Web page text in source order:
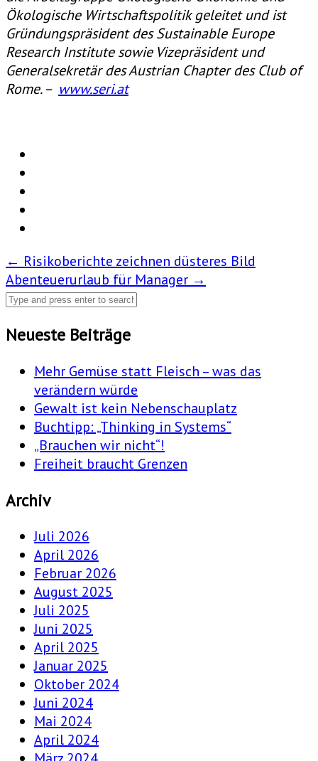
Ökologische Wirtschaftspolitik geleitet und ist
Gründungspräsident des Sustainable Europe
Research Institute sowie Vizepräsident und
Generalsekretär des Austrian Chapter des Club of
Rome. – www.seri.at
Post
navigation
← Risikoberichte zeichnen düsteres Bild
Abenteuerurlaub für Manager →
Neueste Beiträge
Mehr Gemüse statt Fleisch – was das
verändern würde
Gewalt ist kein Nebenschauplatz
Buchtipp: „Thinking in Systems“
„Brauchen wir nicht“!
Freiheit braucht Grenzen
Archiv
Juli 2026
April 2026
Februar 2026
August 2025
Juli 2025
Juni 2025
April 2025
Januar 2025
Oktober 2024
Juni 2024
Mai 2024
April 2024